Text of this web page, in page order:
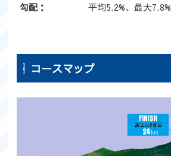
勾配：
平均5.2%、最大7.8%
コースマップ